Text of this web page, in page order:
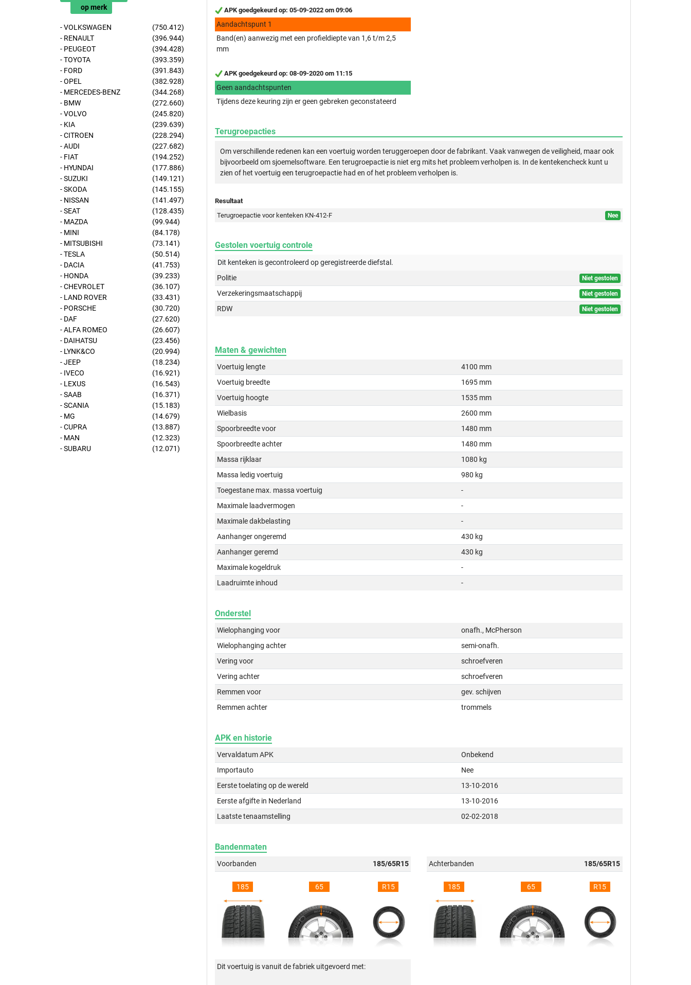
op merk
- VOLKSWAGEN
(750.412)
- RENAULT
(396.944)
- PEUGEOT
(394.428)
- TOYOTA
(393.359)
- FORD
(391.843)
- OPEL
(382.928)
- MERCEDES-BENZ
(344.268)
- BMW
(272.660)
- VOLVO
(245.820)
- KIA
(239.639)
- CITROEN
(228.294)
- AUDI
(227.682)
- FIAT
(194.252)
- HYUNDAI
(177.886)
- SUZUKI
(149.121)
- SKODA
(145.155)
- NISSAN
(141.497)
- SEAT
(128.435)
- MAZDA
(99.944)
- MINI
(84.178)
- MITSUBISHI
(73.141)
- TESLA
(50.514)
- DACIA
(41.753)
- HONDA
(39.233)
- CHEVROLET
(36.107)
- LAND ROVER
(33.431)
- PORSCHE
(30.720)
- DAF
(27.620)
- ALFA ROMEO
(26.607)
- DAIHATSU
(23.456)
- LYNK&CO
(20.994)
- JEEP
(18.234)
- IVECO
(16.921)
- LEXUS
(16.543)
- SAAB
(16.371)
- SCANIA
(15.183)
- MG
(14.679)
- CUPRA
(13.887)
- MAN
(12.323)
- SUBARU
(12.071)
APK goedgekeurd op: 05-09-2022 om 09:06
Aandachtspunt 1
Band(en) aanwezig met een profieldiepte van 1,6 t/m 2,5
mm
APK goedgekeurd op: 08-09-2020 om 11:15
Geen aandachtspunten
Tijdens deze keuring zijn er geen gebreken geconstateerd
Terugroepacties
Om verschillende redenen kan een voertuig worden teruggeroepen door de fabrikant. Vaak vanwegen de veiligheid, maar ook
bijvoorbeeld om sjoemelsoftware. Een terugroepactie is niet erg mits het probleem verholpen is. In de kentekencheck kunt u
zien of het voertuig een terugroepactie had en of het probleem verholpen is.
Resultaat
Terugroepactie voor kenteken KN-412-F
Nee
Gestolen voertuig controle
Dit kenteken is gecontroleerd opgeregistreerdediefstal.
Politie
Niet gestolen
Verzekeringsmaatschappij Niet gestolen
RDW Niet gestolen
Maten & gewichten
Voertuig lengte
4100 mm
Voertuig breedte
1695 mm
Voertuig hoogte
1535 mm
Wielbasis
2600 mm
Spoorbreedte voor
1480 mm
Spoorbreedte achter
1480 mm
Massa rijklaar
1080 kg
Massa ledig voertuig
980 kg
Toegestane max. massa voertuig
-
Maximale laadvermogen
-
Maximale dakbelasting
-
Aanhanger ongeremd
430 kg
Aanhanger geremd
430 kg
Maximale kogeldruk
-
Laadruimte inhoud
-
Onderstel
Wielophanging voor
onafh., McPherson
Wielophanging achter
semi-onafh.
Vering voor
schroefveren
Vering achter
schroefveren
Remmen voor
gev. schijven
Remmen achter
trommels
APK en historie
Vervaldatum APK
Onbekend
Importauto
Nee
Eerste toelating op de wereld
13-10-2016
Eerste afgifte in Nederland
13-10-2016
Laatste tenaamstelling
02-02-2018
Bandenmaten
Voorbanden 185/65R15
185 65 R15
Achterbanden 185/65R15
185 65 R15
Dit voertuig is vanuit de fabriek uitgevoerd met: